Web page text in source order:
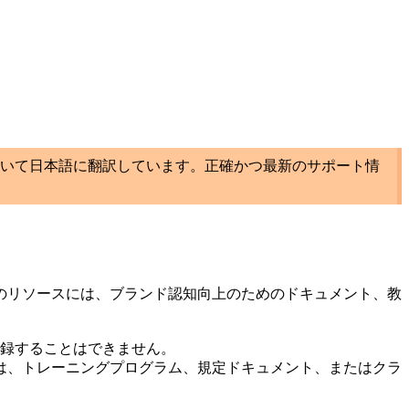
て日本語に翻訳しています。正確かつ最新のサポート情
ソースには、ブランド認知向上のためのドキュメント、教
することはできません。
トレーニングプログラム、規定ドキュメント、またはクラ